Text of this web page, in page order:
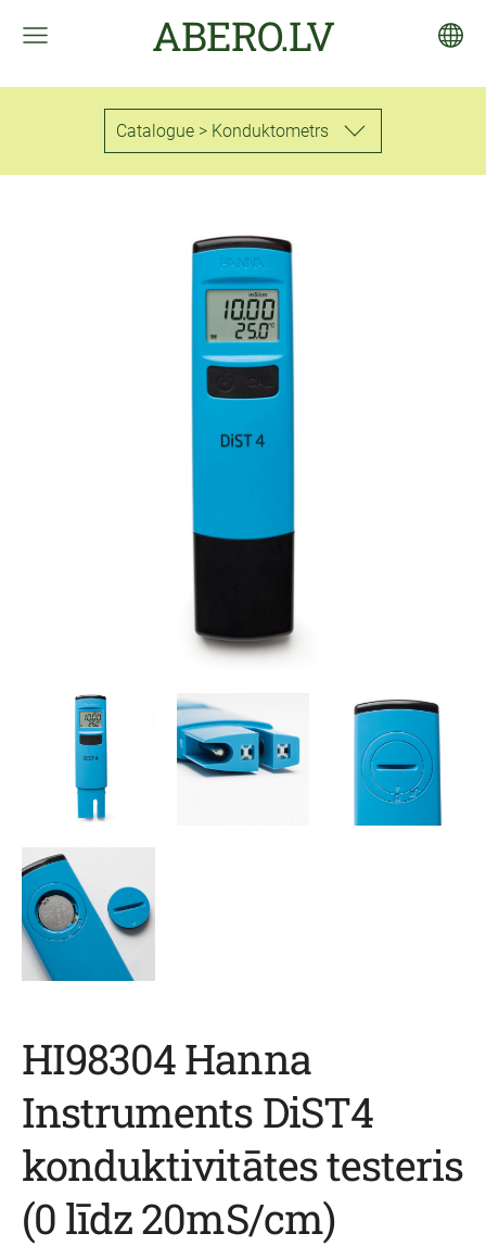
ABERO.LV
Catalogue > Konduktometrs
HI98304 Hanna
Instruments DiST4
konduktivitātes testeris
(0 līdz 20mS/cm)